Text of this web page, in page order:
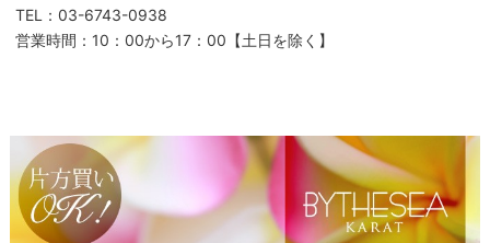
TEL：03-6743-0938
営業時間：10：00から17：00【土日を除く】